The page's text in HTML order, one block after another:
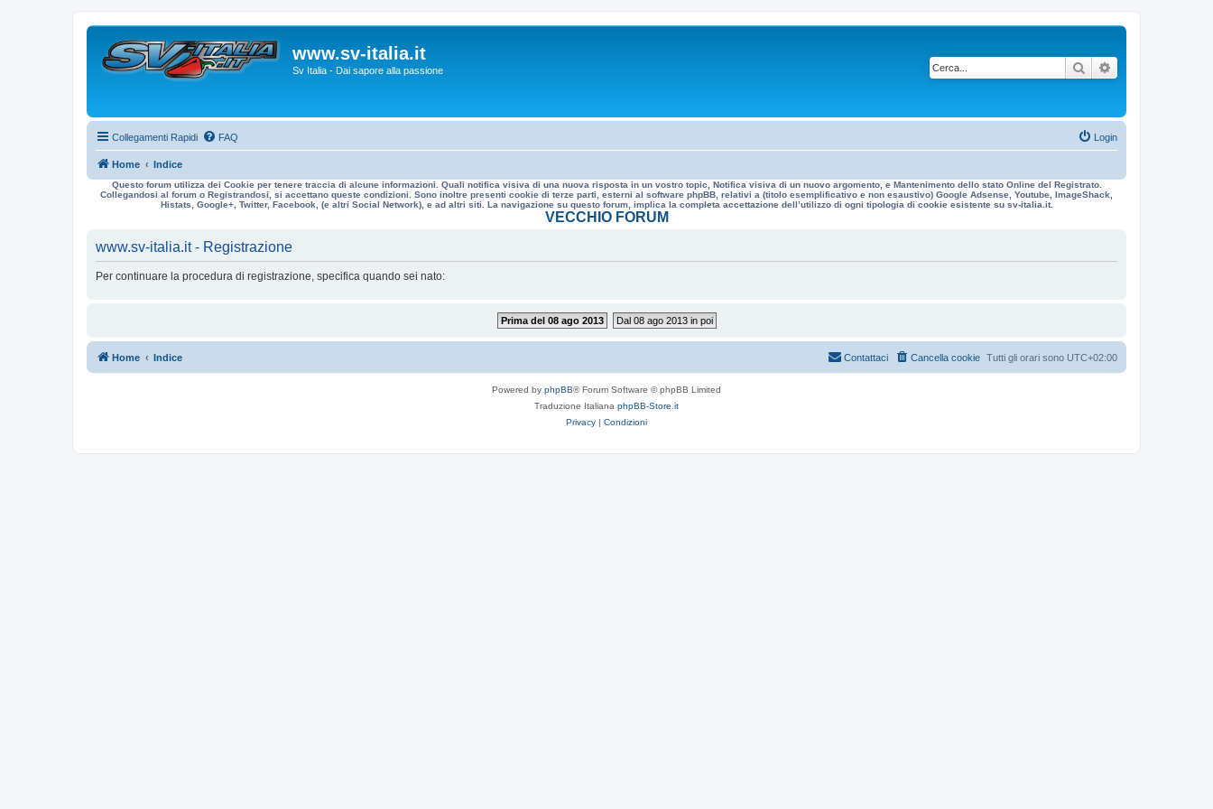
www.sv-italia.it
Sv Italia - Dai sapore alla passione Cerca
Collegamenti Rapidi FAQ Login
Home Indice
Questo forum utilizza dei Cookie per tenere traccia di alcune informazioni. Quali notifica visiva di una nuova risposta in un vostro topic, Notifica visiva di un nuovo argomento, e Mantenimento dello stato Online del Registrato.
Collegandosi al forum o Registrandosi, si accettano queste condizioni. Sono inoltre presenti cookie di terze parti, esterni al software phpBB, relativi a (titolo esemplificativo e non esaustivo) Google Adsense, Youtube, ImageShack,
Histats, Google+, Twitter, Facebook, (e altri Social Network), e ad altri siti. La navigazione su questo forum, implica la completa accettazione dell’utilizzo di ogni tipologia di cookie esistente su sv-italia.it.
VECCHIO FORUM
www.sv-italia.it - Registrazione
Per continuare la procedura di registrazione, specifica quando sei nato:
Prima del 08 ago 2013 Dal 08 ago 2013 in poi
Home Indice Tutti gli orari sono UTC+02:00
Cancella cookie
Contattaci
Powered by phpBB® Forum Software © phpBB Limited
Traduzione Italiana phpBB-Store.it
Privacy | Condizioni